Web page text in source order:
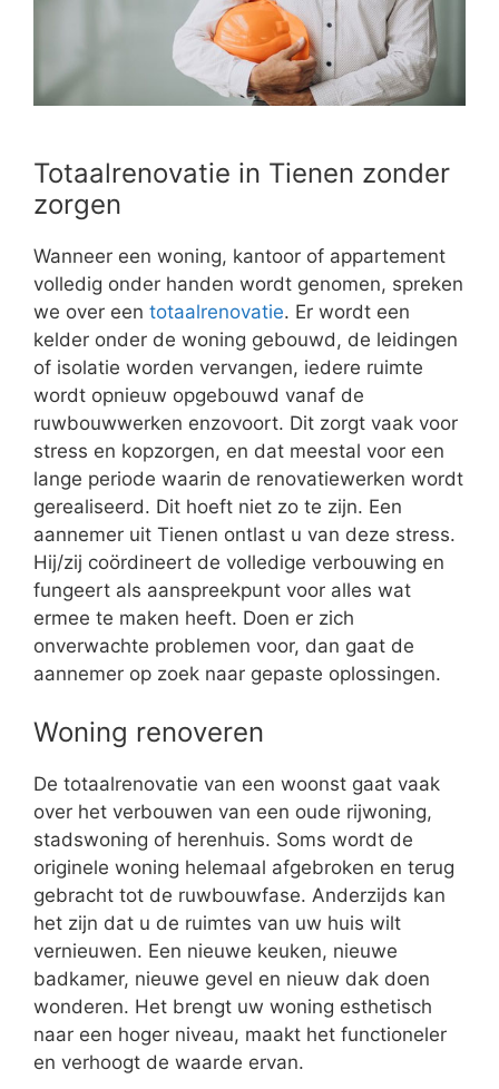
Totaalrenovatie in Tienen zonder
zorgen
Wanneer een woning, kantoor of appartement
volledig onder handen wordt genomen, spreken
we over een totaalrenovatie. Er wordt een
kelder onder de woning gebouwd, de leidingen
of isolatie worden vervangen, iedere ruimte
wordt opnieuw opgebouwd vanaf de
ruwbouwwerken enzovoort. Dit zorgt vaak voor
stress en kopzorgen, en dat meestal voor een
lange periode waarin de renovatiewerken wordt
gerealiseerd. Dit hoeft niet zo te zijn. Een
aannemer uit Tienen ontlast u van deze stress.
Hij/zij coördineert de volledige verbouwing en
fungeert als aanspreekpunt voor alles wat
ermee te maken heeft. Doen er zich
onverwachte problemen voor, dan gaat de
aannemer op zoek naar gepaste oplossingen.
Woning renoveren
De totaalrenovatie van een woonst gaat vaak
over het verbouwen van een oude rijwoning,
stadswoning of herenhuis. Soms wordt de
originele woning helemaal afgebroken en terug
gebracht tot de ruwbouwfase. Anderzijds kan
het zijn dat u de ruimtes van uw huis wilt
vernieuwen. Een nieuwe keuken, nieuwe
badkamer, nieuwe gevel en nieuw dak doen
wonderen. Het brengt uw woning esthetisch
naar een hoger niveau, maakt het functioneler
en verhoogt de waarde ervan.